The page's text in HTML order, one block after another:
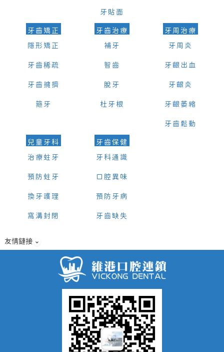
牙貼面
牙齒矯正
隱形矯正
牙齒稀疏
牙齒擁擠
箍牙
牙齒治療
補牙
智齒
脫牙
杜牙根
牙周治療
牙周炎
牙齦出血
牙齦炎
牙齦萎縮
牙齒鬆動
兒童牙科
治療蛀牙
預防蛀牙
換牙護理
窩溝封閉
牙齒保健
牙科通識
口腔異味
預防牙病
牙齒缺失
友情鏈接